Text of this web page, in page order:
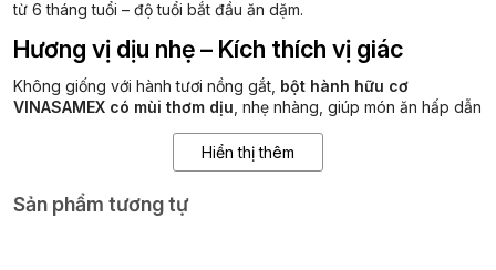
từ 6 tháng tuổi – độ tuổi bắt đầu ăn dặm.
Hương vị dịu nhẹ – Kích thích vị giác
Không giống với hành tươi nồng gắt, bột hành hữu cơ
VINASAMEX có mùi thơm dịu , nhẹ nhàng, giúp món ăn hấp dẫn
kích thích tiêu hóa
hấp thu dưỡng chất tốt hơn.
Giàu dưỡng chất tự nhiên
Hiển thị thêm
Sản phẩm tương tự